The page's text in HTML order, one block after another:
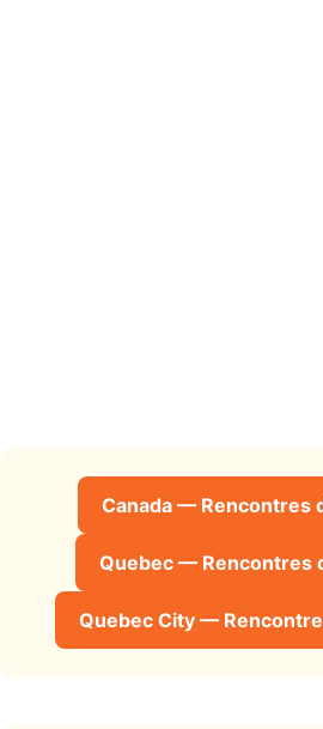
Canada — Rencontres
Quebec — Rencontres
Quebec City —